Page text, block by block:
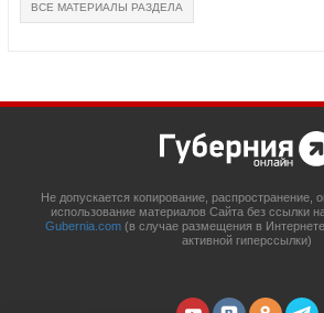
ВСЕ МАТЕРИАЛЫ РАЗДЕЛА
Не допускается копирование, распространение,
использование материалов Сайта без ссылки
Gubernia.com (в случае размещения в
активной гиперссылки)